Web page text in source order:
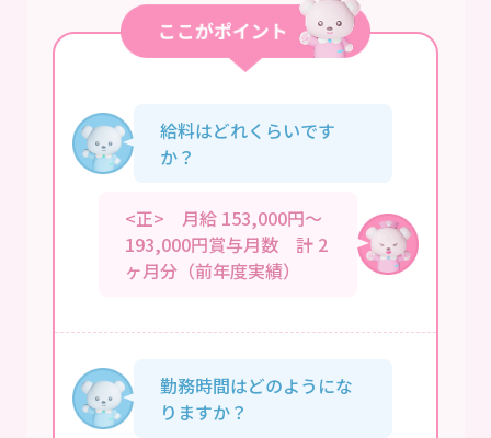
給料はどれくらいです
か？
<正> 月給 153,000円～
193,000円賞与月数 計 2
ヶ月分（前年度実績）
勤務時間はどのようにな
りますか？